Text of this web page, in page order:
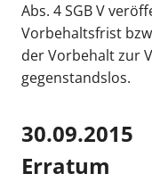
Abs. 4 SGB V
Vorbehaltsfrist
der Vorbehalt zur
gegenstandslos.
30.09.2015
Erratum